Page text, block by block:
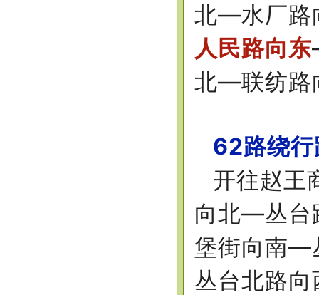
北—水厂
人民路向东
北—联纺
62路绕
开往赵王
向北—丛台
堡街向南—
丛台北路